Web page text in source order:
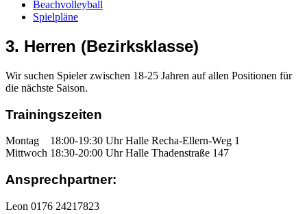
Beachvolleyball
Spielpläne
3. Herren (Bezirksklasse)
Wir suchen Spieler zwischen 18-25 Jahren auf allen Positionen für
die nächste Saison.
Trainingszeiten
Montag 18:00-19:30 Uhr Halle Recha-Ellern-Weg 1
Mittwoch 18:30-20:00 Uhr Halle Thadenstraße 147
Ansprechpartner:
Leon 0176 24217823